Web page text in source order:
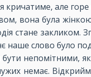
але
вона була
стане
наше слово було
бути
немає.